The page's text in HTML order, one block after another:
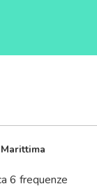
6 frequenze